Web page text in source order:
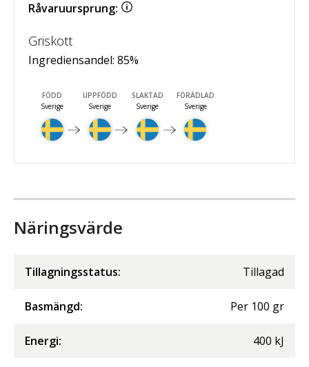
Råvaruursprung:
Griskött
Ingrediensandel: 85%
FÖDD
Sverige
UPPFÖDD
Sverige
SLAKTAD
Sverige
FÖRÄDLAD
Sverige
Näringsvärde
Tillagningsstatus: Tillagad
Basmängd: Per 100 gr
Energi: 400 kJ